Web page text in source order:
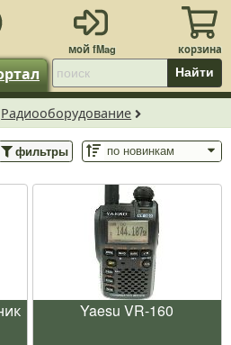
Найти
Радиооборудование
фильтры
Yaesu VR-160